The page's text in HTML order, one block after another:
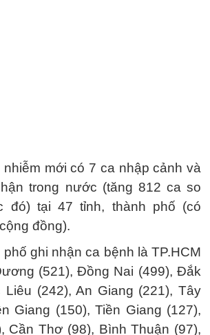
nhiễm mới có 7 ca nhập cảnh và
trong nước (tăng 812 ca so
đó) tại 47 tỉnh, thành phố (có
đồng).
ghi nhận ca bệnh là TP.HCM
(521), Đồng Nai (499), Đắk
Liêu (242), An Giang (221), Tây
Giang (150), Tiền Giang (127),
Cần Thơ (98), Bình Thuận (97),